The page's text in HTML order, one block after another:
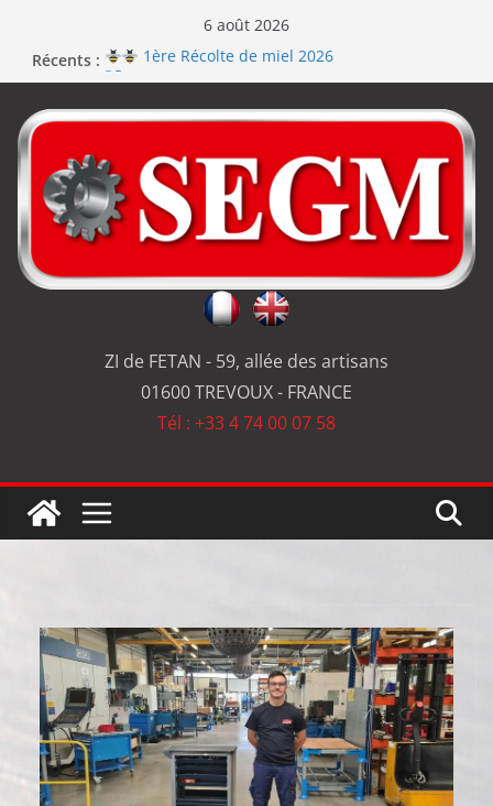
6 août 2026
Récents :
1ère Récolte de miel 2026
Renouvellement de la certification ISO 9001
Le repas d’équipe de SEGM allume le feu
Jérôme en renfort sur la qualité de #SEGM
ZI de FETAN - 59, allée des artisans
01600 TREVOUX - FRANCE
Tél : +33 4 74 00 07 58